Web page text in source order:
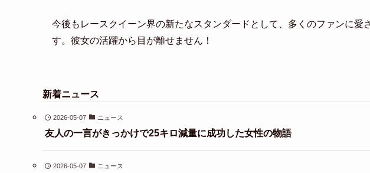
今後もレースクイーン界の新たなスタンダードとして、多くのファンに愛
す。彼女の活躍から目が離せません！
新着ニュース
2026-05-07 ニュース
友人の一言がきっかけで25キロ減量に成功した女性の物語
2026-05-07 ニュース